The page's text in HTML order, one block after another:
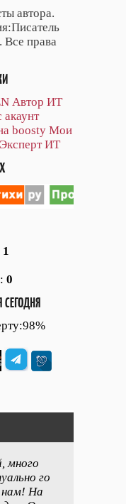
автора.
Все права
Автор ИТ
акаунт
boosty Мои
Эксперт ИТ
1
0
много
го
нам! На